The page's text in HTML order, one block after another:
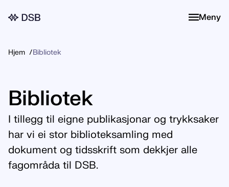
Meny
Meny
Hjem Bibliotek
Bibliotek
I tillegg til eigne publikasjonar og trykksaker
har vi ei stor biblioteksamling med
dokument og tidsskrift som dekkjer alle
fagområda til DSB.